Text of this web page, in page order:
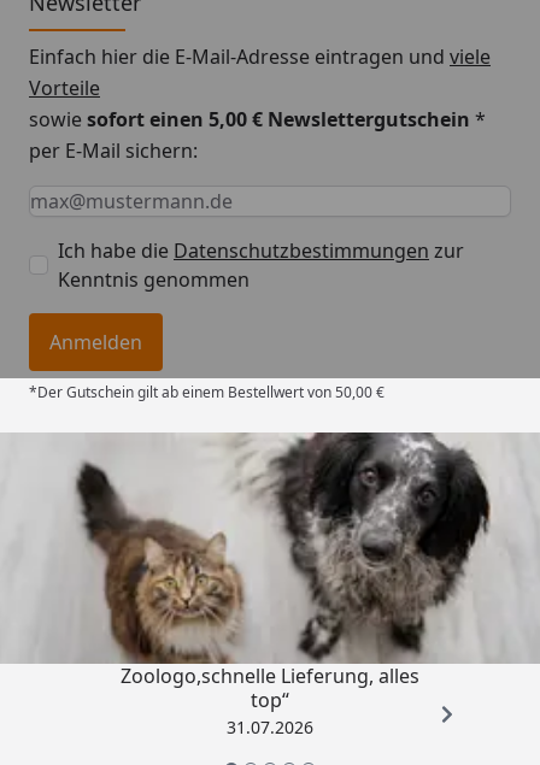
Einfach hier die E-Mail-Adresse eintragen und viele
Vorteile
sowiesofort einen 5,00 € Newslettergutschein *
per E-Mail sichern:
Keine Eingabe erforderlich
Eingabe erforderlich
E-Mail *
Ich habe die Datenschutzbestimmungen zur
Kenntnis genommen
Anmelden
*Der Gutschein gilt ab einem Bestellwert von 50,00 €
Trusted Shops
4,74/ 5
„Gute Erfahrung mit
Zoologo,schnelle Lieferung, alles
top“
31.07.2026